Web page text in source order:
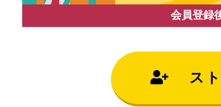
会員登録
ス